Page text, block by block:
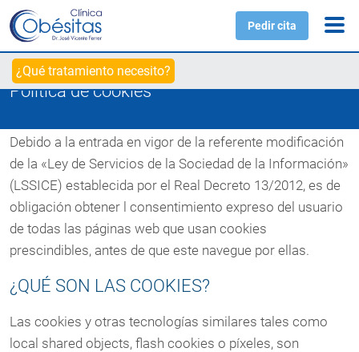
Pedir cita
¿Qué tratamiento necesito?
Política de cookies
Debido a la entrada en vigor de la referente modificación
de la «Ley de Servicios de la Sociedad de la Información»
(LSSICE) establecida por el Real Decreto 13/2012, es de
obligación obtener l consentimiento expreso del usuario
de todas las páginas web que usan cookies
prescindibles, antes de que este navegue por ellas.
¿QUÉ SON LAS COOKIES?
Las cookies y otras tecnologías similares tales como
local shared objects, flash cookies o píxeles, son